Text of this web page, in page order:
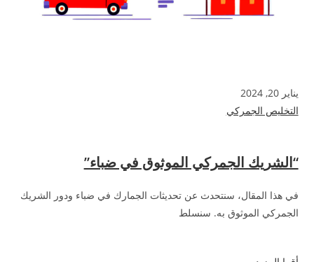
يناير 20, 2024
التخليص الجمركي
“الشريك الجمركي الموثوق في ضباء”
في هذا المقال، سنتحدث عن تحديثات الجمارك في ضباء ودور الشريك
الجمركي الموثوق به. سنسلط